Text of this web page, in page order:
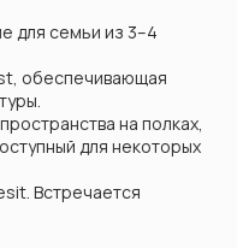
для семьи из 3–4
обеспечивающая
на полках,
для некоторых
Встречается